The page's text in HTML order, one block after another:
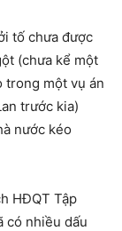
tố chưa được
(chưa kể một
trong một vụ án
trước kia)
nước kéo
HĐQT Tập
có nhiều dấu